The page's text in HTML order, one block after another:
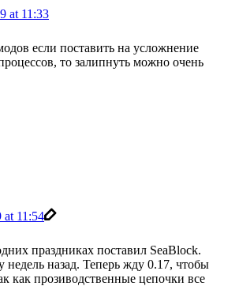
at 11:33
если поставить на усложнение
то залипнуть можно очень
at 11:54
праздниках поставил SeaBlock.
недель назад. Теперь жду 0.17, чтобы
как прозиводственные цепочки все